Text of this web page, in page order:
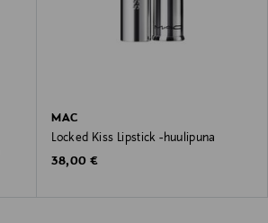
MAC
Locked Kiss Lipstick -huulipuna
Original Price
38,00 €